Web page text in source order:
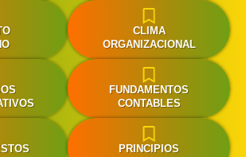
CLIMA
ORGANIZACIONAL
FUNDAMENTOS
CONTABLES
PRINCIPIOS